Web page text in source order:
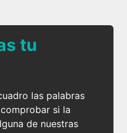
tu
las palabras
si la
de nuestras